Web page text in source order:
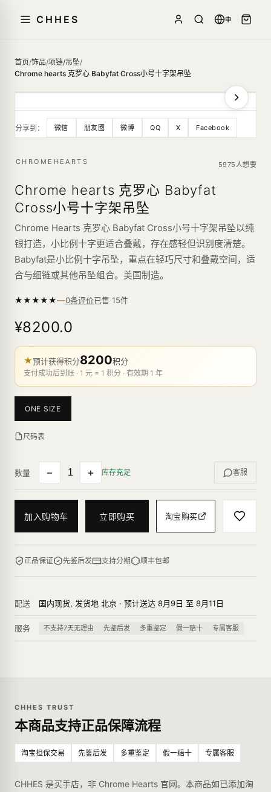
CHHES 中
首页/饰品/项链/吊坠/
Chrome hearts 克罗心 Babyfat Cross小号十字架吊坠
分享到： 微信 朋友圈 微博 QQ X Facebook
CHROMEHEARTS 5975人想要
Chrome hearts 克罗心 Babyfat
Cross小号十字架吊坠
Chrome Hearts 克罗心 Babyfat Cross小号十字架吊坠以纯
银打造，小比例十字更适合叠戴，存在感轻但识别度清楚。
Babyfat是小比例十字吊坠，重点在轻巧尺寸和叠戴空间，适
合与细链或其他吊坠组合。美国制造。
★★★★★—0条评价已售 15件
¥8200.0
★预计获得积分8200积分
支付成功后到账 · 1 元 = 1 积分 · 有效期 1 年
ONE SIZE
尺码表
数量 − + 库存充足 客服
加入购物车 立即购买 淘宝购买
正品保证 先鉴后发 支持分期 顺丰包邮
配送 国内现货, 发货地 北京 · 预计送达 8月9日 至 8月11日
服务 不支持7天无理由 先鉴后发 多重鉴定 假一赔十 专属客服
CHHES TRUST
本商品支持正品保障流程
淘宝担保交易 先鉴后发 多重鉴定 假一赔十 专属客服
CHHES 是买手店，非 Chrome Hearts 官网。本商品如已添加淘